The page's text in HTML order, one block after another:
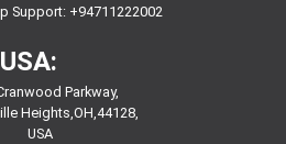
Support: +94711222002
USA:
Parkway,
Heights,OH,44128,
USA